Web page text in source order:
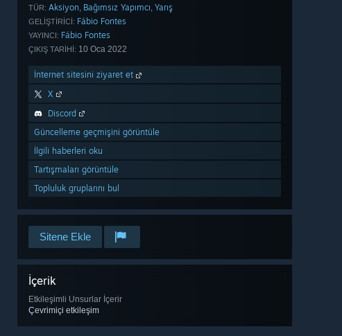
TÜR: Aksiyon, Bağımsız Yapımcı, Yarış
GELIŞTIRICI: Fábio Fontes
YAYINCI: Fábio Fontes
ÇIKIŞ TARIHI: 10 Oca 2022
İnternet sitesini ziyaret et
X
Discord
Güncelleme geçmişini görüntüle
İlgili haberleri oku
Tartışmaları görüntüle
Topluluk gruplarını bul
Sitene Ekle
İçerik
Etkileşimli Unsurlar İçerir
Çevrimiçi etkileşim